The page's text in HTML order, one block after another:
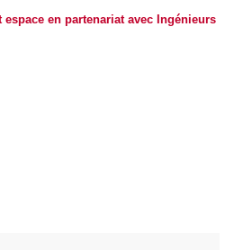
espace en partenariat avec Ingénieurs